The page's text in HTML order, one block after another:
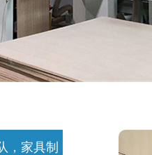
，家具制